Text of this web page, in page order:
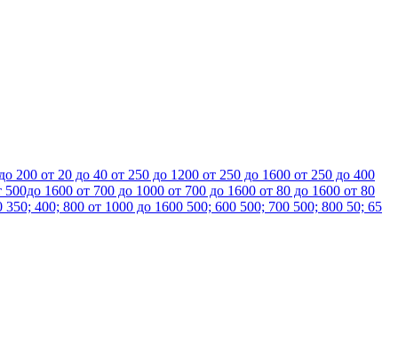
200 от 20 до 40 от 250 до 1200 от 250 до 1600 от 250 до 400
500до 1600 от 700 до 1000 от 700 до 1600 от 80 до 1600 от 80
350; 400; 800 от 1000 до 1600 500; 600 500; 700 500; 800 50; 65